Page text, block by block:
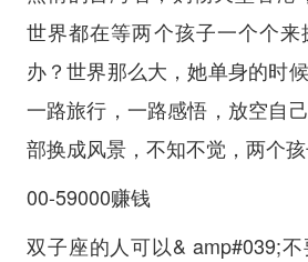
世界都在等两个孩子一个个
办？世界那么大，她单身的时
一路旅行，一路感悟，放空自
部换成风景，不知不觉，两个孩
00-59000赚钱
双子座的人可以& amp#039;